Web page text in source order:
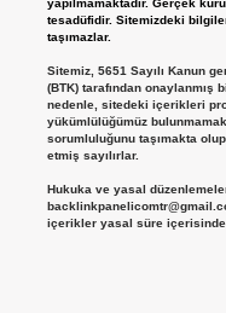
yapılmamaktadır. Gerçek
tesadüfidir. Sitemizdeki
taşımazlar.
Sitemiz, 5651 Sayılı Kanun
(BTK) tarafından onaylanmış
nedenle, sitedeki içerikleri
yükümlülüğümüz
sorumluluğunu taşımakta
etmiş sayılırlar.
Hukuka ve yasal
içerikler yasal süre içerisinde